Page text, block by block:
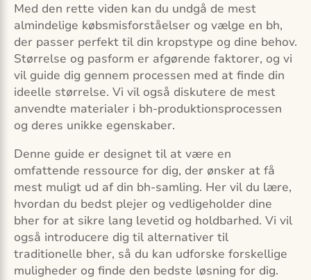
Med den rette viden kan du undgå de mest
almindelige købsmisforståelser og vælge en bh,
der passer perfekt til din kropstype og dine behov.
Størrelse og pasform er afgørende faktorer, og vi
vil guide dig gennem processen med at finde din
ideelle størrelse. Vi vil også diskutere de mest
anvendte materialer i bh-produktionsprocessen
og deres unikke egenskaber.
Denne guide er designet til at være en
omfattende ressource for dig, der ønsker at få
mest muligt ud af din bh-samling. Her vil du lære,
hvordan du bedst plejer og vedligeholder dine
bher for at sikre lang levetid og holdbarhed. Vi vil
også introducere dig til alternativer til
traditionelle bher, så du kan udforske forskellige
muligheder og finde den bedste løsning for dig.